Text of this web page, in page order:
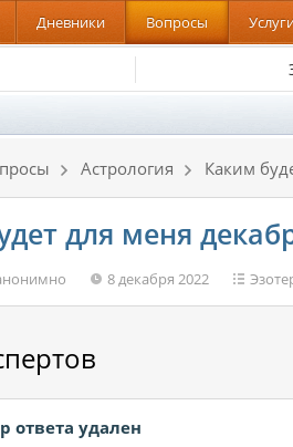
Дневники Вопросы
Астрология Каким
для меня
8 декабря 2022
ответа удален